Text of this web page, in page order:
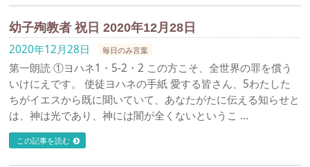
幼子殉教者 祝日 2020年12月28日
2020年12月28日 毎日のみ言葉
第一朗読 ①ヨハネ1・5-2・2 この方こそ、全世界の罪を償う
いけにえです。 使徒ヨハネの手紙 愛する皆さん、5わたした
ちがイエスから既に聞いていて、あなたがたに伝える知らせと
は、神は光であり、神には闇が全くないというこ …
この記事を読む